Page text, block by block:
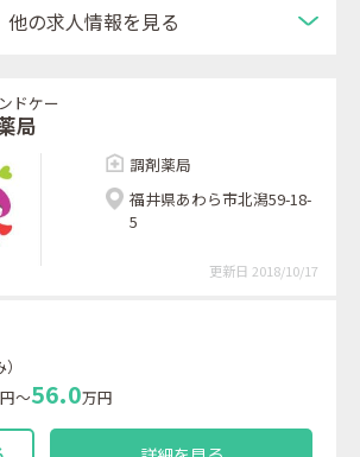
他の求人情報を見る
ドケー
局
調剤薬局
福井県あわら市北潟59-18-
5
更新日 2018/10/17
～56.0万円